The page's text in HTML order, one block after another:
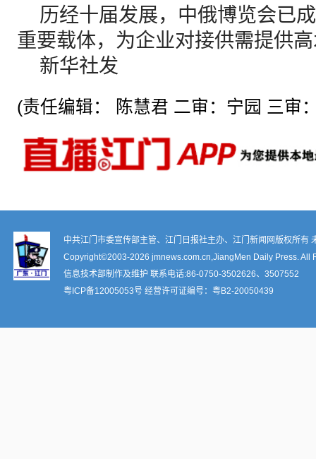
历经十届发展，中俄博览会已
重要载体，为企业对接供需提供
新华社发
(责任编辑： 陈慧君 二审：宁园 三审
中共江门市委宣传部主管、江门日报社主办、江门新闻网版权所有
Copyright©2003-2026 jmnews.com.cn,JiangMen Daily Press. All
信息技术部制作及维护 联系电话:86-0750-3502626、3507552
粤ICP备12005053号 经营许可证编号： 粤B2-20050439